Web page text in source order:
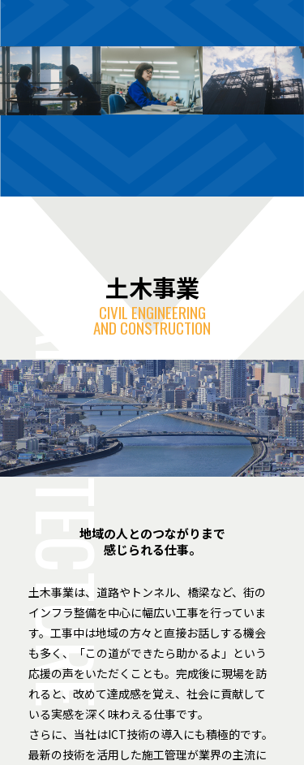
土木事業
CIVIL ENGINEERING
AND CONSTRUCTION
ARCHITECTURE地域の人とのつながりまで
感じられる仕事。
土木事業は、道路やトンネル、橋梁など、街の
インフラ整備を中心に幅広い工事を行っていま
す。工事中は地域の方々と直接お話しする機会
も多く、「この道ができたら助かるよ」という
応援の声をいただくことも。完成後に現場を訪
れると、改めて達成感を覚え、社会に貢献して
いる実感を深く味わえる仕事です。
さらに、当社はICT技術の導入にも積極的です。
最新の技術を活用した施工管理が業界の主流に